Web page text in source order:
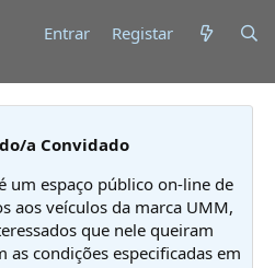
Entrar Registar
a Convidado
um espaço público on-line de
aos veículos da marca UMM,
que nele queiram
as condições especificadas em